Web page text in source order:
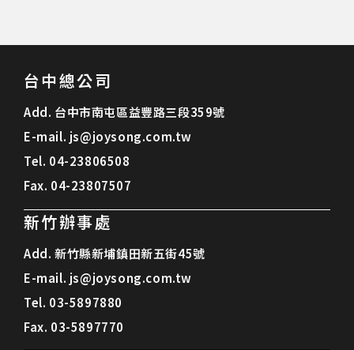
台中總公司
Add. 台中市南屯區益豐路三段359號
E-mail. js@joysong.com.tw
Tel. 04-23806508
Fax. 04-23807507
新竹辦事處
Add. 新竹縣新埔鎮田新五街45號
E-mail. js@joysong.com.tw
Tel. 03-5897880
Fax. 03-5897770